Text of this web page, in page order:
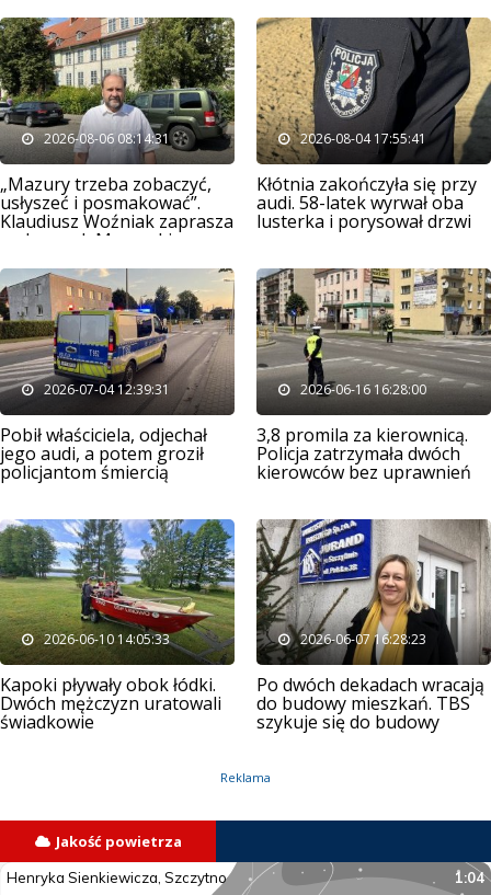
2026-08-06 08:14:31
„Mazury trzeba zobaczyć,
usłyszeć i posmakować”.
Klaudiusz Woźniak zaprasza
na Jarmark Mazurski
2026-08-04 17:55:41
Kłótnia zakończyła się przy
audi. 58-latek wyrwał oba
lusterka i porysował drzwi
2026-07-04 12:39:31
Pobił właściciela, odjechał
jego audi, a potem groził
policjantom śmiercią
2026-06-16 16:28:00
3,8 promila za kierownicą.
Policja zatrzymała dwóch
kierowców bez uprawnień
2026-06-10 14:05:33
Kapoki pływały obok łódki.
Dwóch mężczyzn uratowali
świadkowie
2026-06-07 16:28:23
Po dwóch dekadach wracają
do budowy mieszkań. TBS
szykuje się do budowy
Reklama
Jakość powietrza